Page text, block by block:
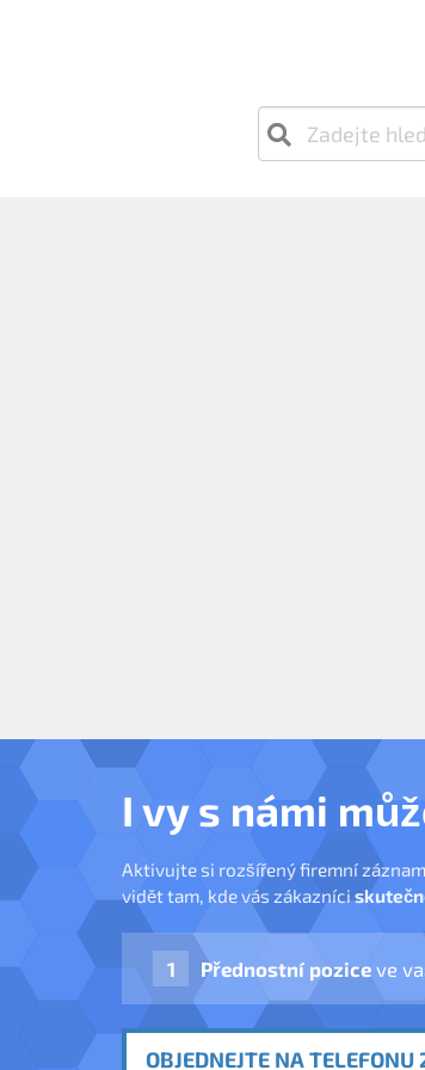
I vy s námi
Aktivujte si rozšířený firemní
vidět tam, kde vás zákazníci
Přednostní pozice ve
OBJEDNEJTE NA